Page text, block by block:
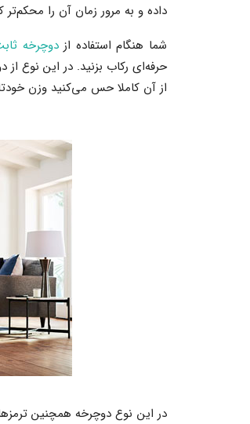
داده و به مرور زمان آن را محکم‌تر
شما هنگام استفاده ازدوچرخه
حرفه‌ای رکاب بزنید. در این نوع
از آن کاملا حس می‌کنید وزن
در این نوع دوچرخه همچنین